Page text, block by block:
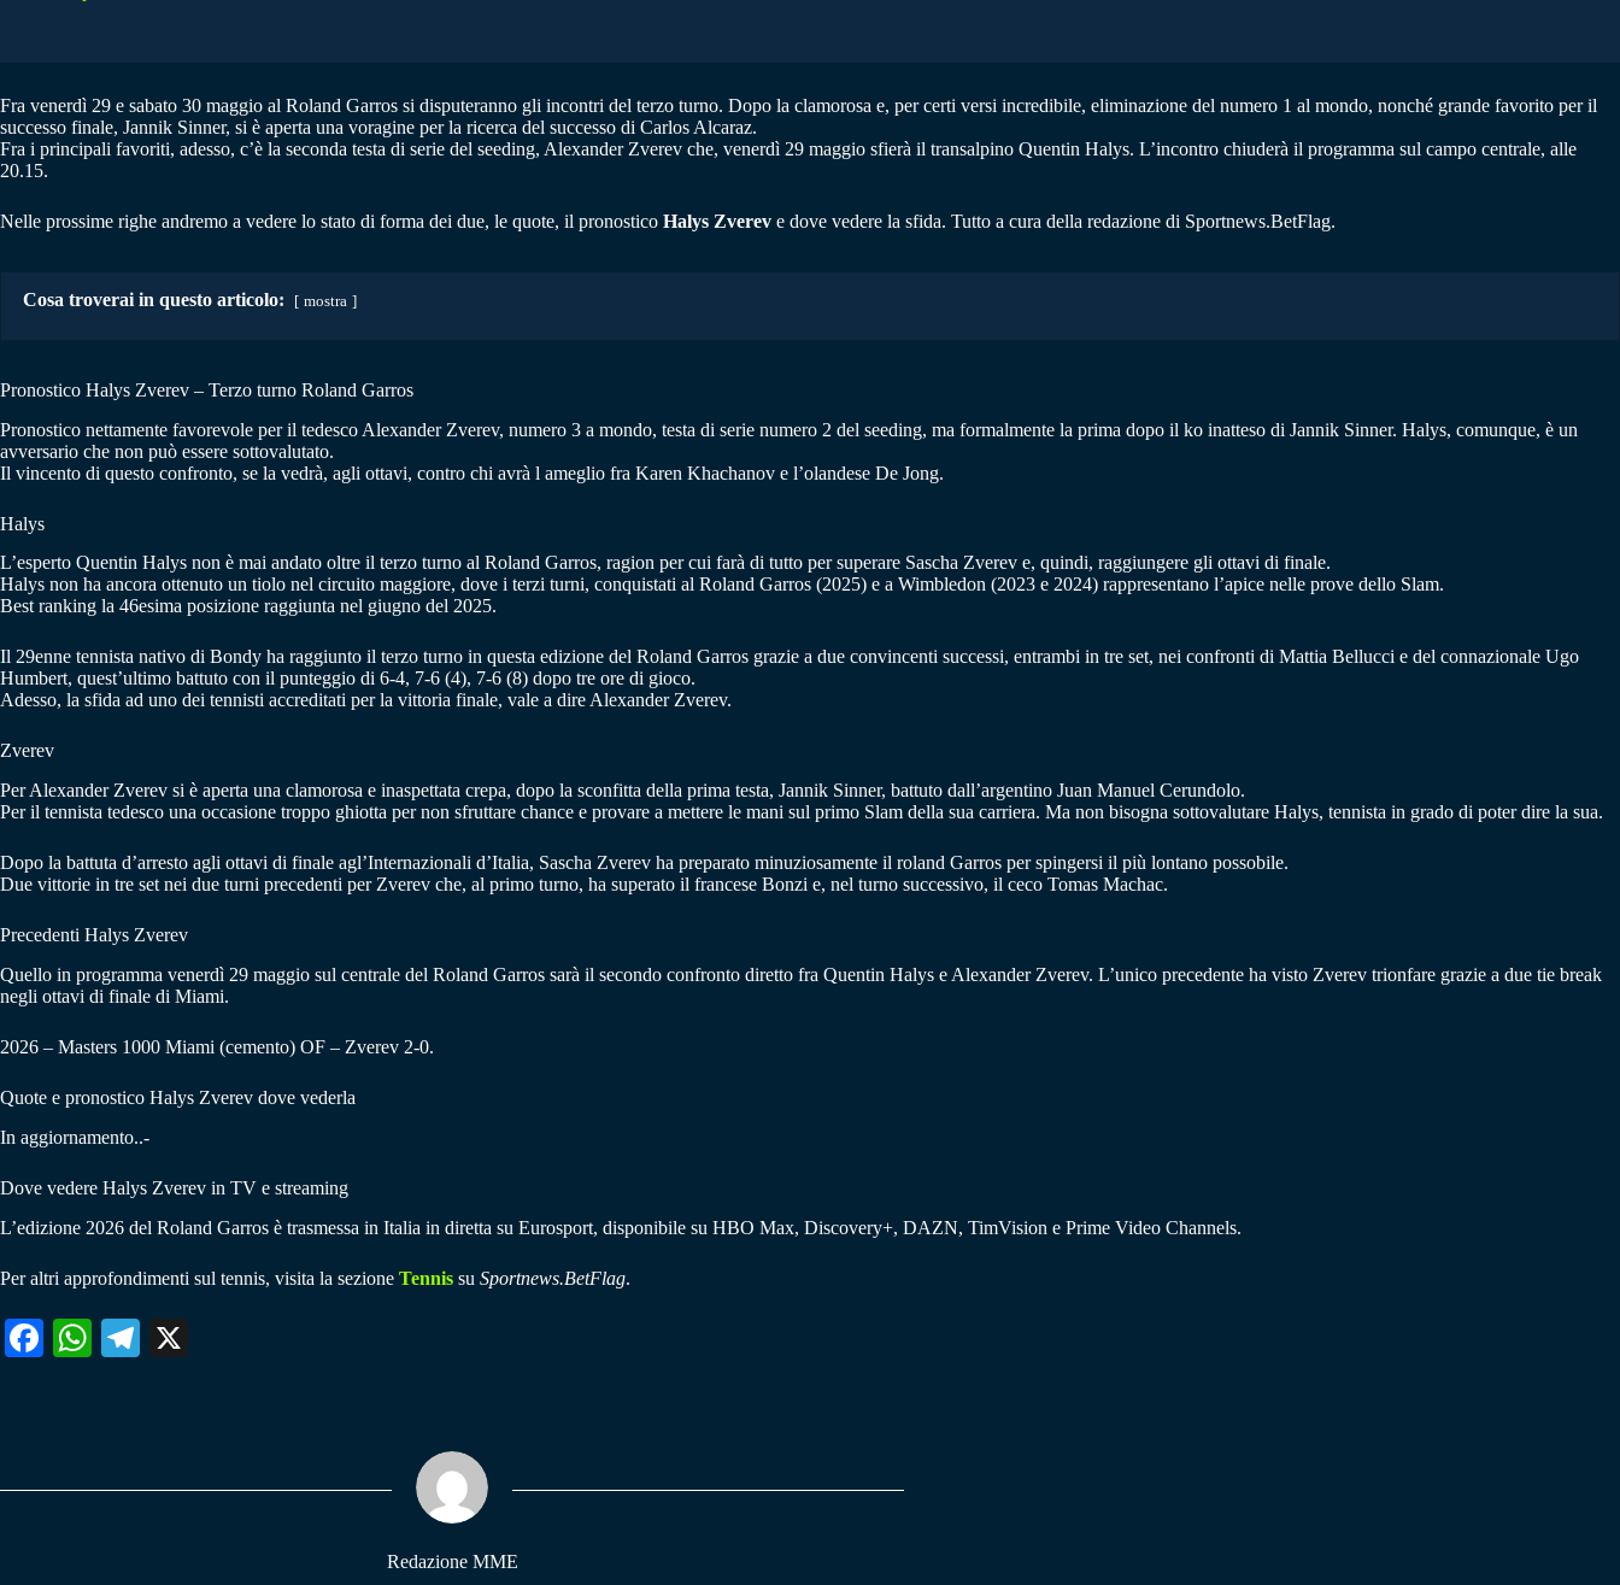
Fra venerdì 29 e sabato 30 maggio al Roland Garros si disputeranno gli incontri del terzo turno. Dopo la clamorosa e, per certi versi incredibile, eliminazione del numero 1 al mondo, nonché grande favorito per il
successo finale, Jannik Sinner, si è aperta una voragine per la ricerca del successo di Carlos Alcaraz.
Fra i principali favoriti, adesso, c’è la seconda testa di serie del seeding, Alexander Zverev che, venerdì 29 maggio sfierà il transalpino Quentin Halys. L’incontro chiuderà il programma sul campo centrale, alle
20.15.
Nelle prossime righe andremo a vedere lo stato di forma dei due, le quote, il pronostico Halys Zverev e dove vedere la sfida. Tutto a cura della redazione di Sportnews.BetFlag.
Cosa troverai in questo articolo: mostra
Pronostico Halys Zverev – Terzo turno Roland Garros
Pronostico nettamente favorevole per il tedesco Alexander Zverev, numero 3 a mondo, testa di serie numero 2 del seeding, ma formalmente la prima dopo il ko inatteso di Jannik Sinner. Halys, comunque, è un
avversario che non può essere sottovalutato.
Il vincento di questo confronto, se la vedrà, agli ottavi, contro chi avrà l ameglio fra Karen Khachanov e l’olandese De Jong.
Halys
L’esperto Quentin Halys non è mai andato oltre il terzo turno al Roland Garros, ragion per cui farà di tutto per superare Sascha Zverev e, quindi, raggiungere gli ottavi di finale.
Halys non ha ancora ottenuto un tiolo nel circuito maggiore, dove i terzi turni, conquistati al Roland Garros (2025) e a Wimbledon (2023 e 2024) rappresentano l’apice nelle prove dello Slam.
Best ranking la 46esima posizione raggiunta nel giugno del 2025.
Il 29enne tennista nativo di Bondy ha raggiunto il terzo turno in questa edizione del Roland Garros grazie a due convincenti successi, entrambi in tre set, nei confronti di Mattia Bellucci e del connazionale Ugo
Humbert, quest’ultimo battuto con il punteggio di 6-4, 7-6 (4), 7-6 (8) dopo tre ore di gioco.
Adesso, la sfida ad uno dei tennisti accreditati per la vittoria finale, vale a dire Alexander Zverev.
Zverev
Per Alexander Zverev si è aperta una clamorosa e inaspettata crepa, dopo la sconfitta della prima testa, Jannik Sinner, battuto dall’argentino Juan Manuel Cerundolo.
Per il tennista tedesco una occasione troppo ghiotta per non sfruttare chance e provare a mettere le mani sul primo Slam della sua carriera. Ma non bisogna sottovalutare Halys, tennista in grado di poter dire la sua.
Dopo la battuta d’arresto agli ottavi di finale agl’Internazionali d’Italia, Sascha Zverev ha preparato minuziosamente il roland Garros per spingersi il più lontano possobile.
Due vittorie in tre set nei due turni precedenti per Zverev che, al primo turno, ha superato il francese Bonzi e, nel turno successivo, il ceco Tomas Machac.
Precedenti Halys Zverev
Quello in programma venerdì 29 maggio sul centrale del Roland Garros sarà il secondo confronto diretto fra Quentin Halys e Alexander Zverev. L’unico precedente ha visto Zverev trionfare grazie a due tie break
negli ottavi di finale di Miami.
2026 – Masters 1000 Miami (cemento) OF – Zverev 2-0.
Quote e pronostico Halys Zverev dove vederla
In aggiornamento..-
Dove vedere Halys Zverev in TV e streaming
L’edizione 2026 del Roland Garros è trasmessa in Italia in diretta su Eurosport, disponibile su HBO Max, Discovery+, DAZN, TimVision e Prime Video Channels.
Per altri approfondimenti sul tennis, visita la sezione Tennis su Sportnews.BetFlag.
Fa W
pp
Te
m
Redazione MME